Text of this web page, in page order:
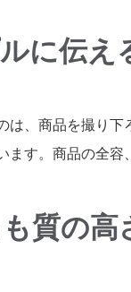
に伝え
は、商品を撮り
ます。商品の全
質の高